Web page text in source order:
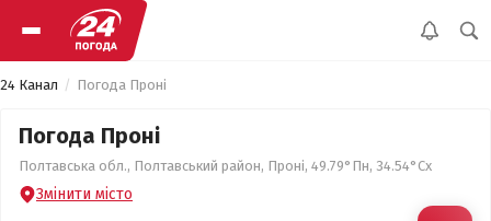
24 Канал Погода Проні
Погода Проні
Полтавська обл., Полтавський район, Проні, 49.79°Пн, 34.54°Сх
Змінити місто